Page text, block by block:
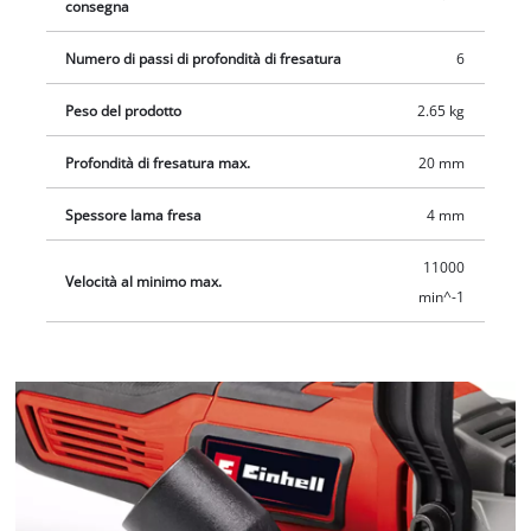
consegna
Numero di passi di profondità di fresatura 6
Peso del prodotto 2.65 kg
Profondità di fresatura max. 20 mm
Spessore lama fresa 4 mm
Velocità al minimo max.
11000
min^-1